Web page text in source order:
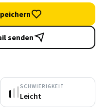
senden
SCHWIERIGKEIT
Leicht